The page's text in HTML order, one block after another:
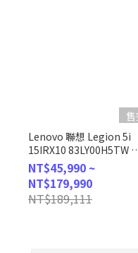
Lenovo 聯想 Legion 5i
15IRX10 83LY00H5TW
(i7-
13650HX/16G/1TB/
客製化電競筆電
NT$45,990 ~
NT$179,990
NT$189,111